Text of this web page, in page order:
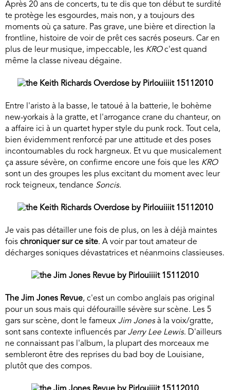
Après 20 ans de concerts, tu te dis que ton début te surdité
te protège les esgourdes, mais non, y a toujours des
moments où ça sature. Pas grave, une bière et direction la
frontline, histoire de voir de prêt ces sacrés poseurs. Car en
plus de leur musique, impeccable, les KROc'est quand
même la classe niveau dégaine.
Entre l'aristo à la basse, le tatoué à la batterie, le bohème
new-yorkais à la gratte, et l'arrogance crane du chanteur, on
a affaire ici à un quartet hyper style du punk rock. Tout cela,
bien évidemment renforcé par une attitude et des poses
incontournables du rock hargneux. Et vu que musicalement
ça assure sévère, on confirme encore une fois que les KRO
sont un des groupes les plus excitant du moment avec leur
rock teigneux, tendance Soncis.
Je vais pas détailler une fois de plus, on les à déjà maintes
fois chroniquer sur ce site. A voir par tout amateur de
décharges soniques dévastatrices et néanmoins classieuses.
The Jim Jones Revue, c'est un combo anglais pas original
pour un sous mais qui défouraille sévère sur scène. Les 5
gars sur scène, dont le fameux Jim Jonesà la voix/gratte,
sont sans contexte influencés parJerry Lee Lewis. D'ailleurs
ne connaissant pas l'album, la plupart des morceaux me
sembleront être des reprises du bad boy de Louisiane,
plutôt que des compos.